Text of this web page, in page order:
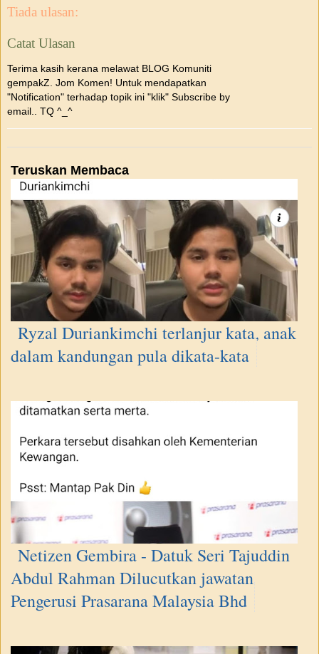
Tiada ulasan:
Catat Ulasan
Terima kasih kerana melawat BLOG Komuniti
gempakZ. Jom Komen! Untuk mendapatkan
"Notification" terhadap topik ini "klik" Subscribe by
email.. TQ ^_^
Teruskan Membaca
Ryzal Duriankimchi terlanjur kata, anak
dalam kandungan pula dikata-kata
Netizen Gembira - Datuk Seri Tajuddin
Abdul Rahman Dilucutkan jawatan
Pengerusi Prasarana Malaysia Bhd